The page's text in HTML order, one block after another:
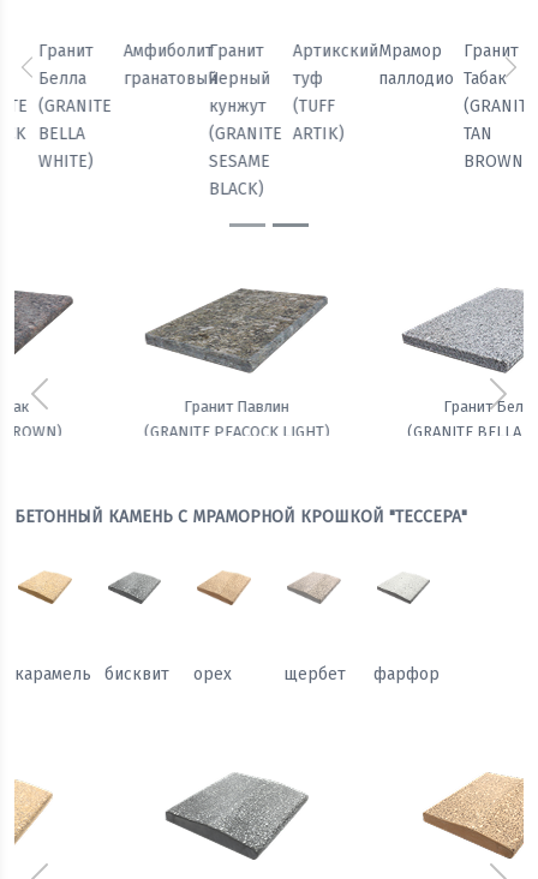
Мрамор
паллодио
Гранит
Табак
Гранит
Павлин
(GRANITE
PEACOCK
LIGHT)
Гранит
Белла
(GRANITE
BELLA
Амфиболит
гранатовый
Гранит
Черный
кунжут
(GRANITE
SESAME
Предыдущий
Гранит Белла
(GRANITE BELLA WHITE)
Амфиболит гранатовый
Предыдущий
БЕТОННЫЙ КАМЕНЬ С МРАМОРНОЙ КРОШКОЙ "ТЕССЕРА"
карамель бисквит орех щербет фарфор